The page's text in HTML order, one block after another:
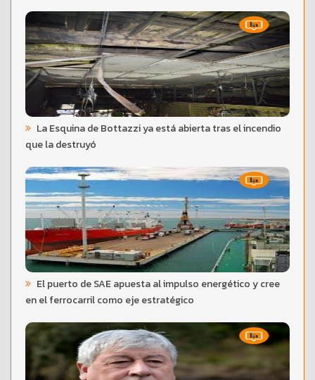
La Esquina de Bottazzi ya está abierta tras el incendio
que la destruyó
El puerto de SAE apuesta al impulso energético y cree
en el ferrocarril como eje estratégico